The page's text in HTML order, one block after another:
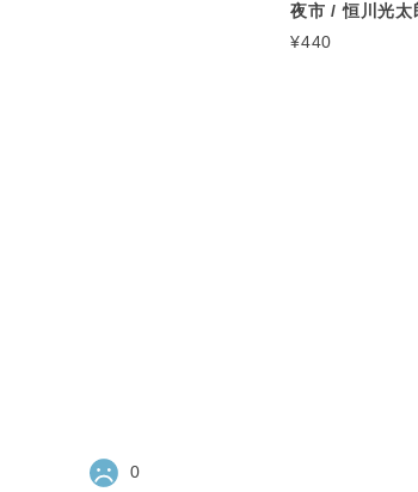
夜市 / 恒川光太
¥440
0